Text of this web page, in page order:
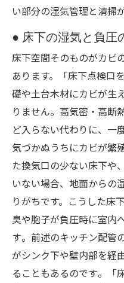
い部分の湿気管理と清掃
● 床下の湿気と負圧
床下空間そのものがカビ
あります。「床下点検口
礎や土台木材にカビが生
りません。高気密・高断
ど入らない代わりに、一
気づかぬうちにカビが繁
た換気口の少ない床下や
いない場合、地面からの
りがちです。こうした床
臭や胞子が負圧時に室内
す​。前述のキッチン配管
がシンク下や壁内部を経
ることもあるのです​。「